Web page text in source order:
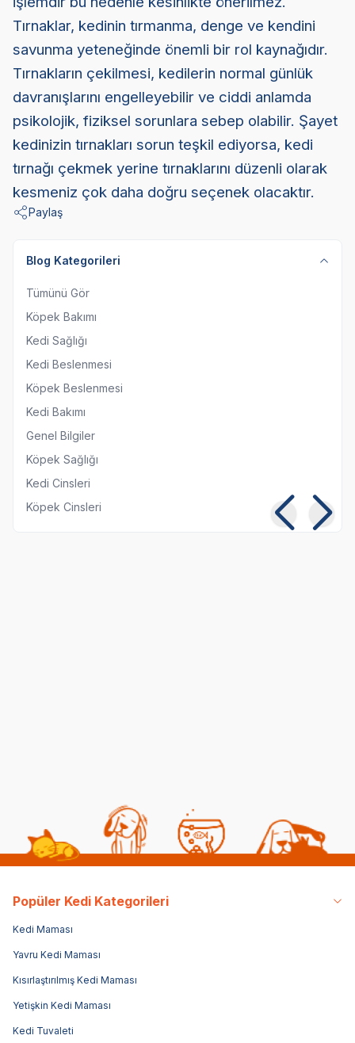
Tırnaklar, kedinin tırmanma, denge ve kendini
savunma yeteneğinde önemli bir rol kaynağıdır.
Tırnakların çekilmesi, kedilerin normal günlük
davranışlarını engelleyebilir ve ciddi anlamda
psikolojik, fiziksel sorunlara sebep olabilir. Şayet
kedinizin tırnakları sorun teşkil ediyorsa, kedi
tırnağı çekmek yerine tırnaklarını düzenli olarak
kesmeniz çok daha doğru seçenek olacaktır.
Paylaş
Blog Kategorileri
Tümünü Gör
Köpek Bakımı
Kedi Sağlığı
Kedi Beslenmesi
Köpek Beslenmesi
Kedi Bakımı
Genel Bilgiler
Köpek Sağlığı
Kedi Cinsleri
Köpek Cinsleri
Popüler Kedi Kategorileri
Kedi Maması
Yavru Kedi Maması
Kısırlaştırılmış Kedi Maması
Yetişkin Kedi Maması
Kedi Tuvaleti